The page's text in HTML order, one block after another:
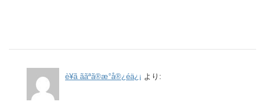
è¥ã ããªã®æ°å®¿éä¿¡ より: